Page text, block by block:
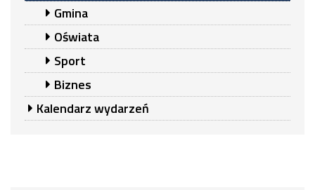
Gmina
Oświata
Sport
Biznes
Kalendarz wydarzeń